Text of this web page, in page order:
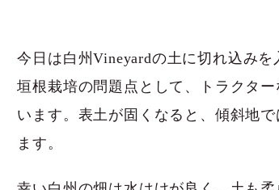
今日は白州Vineyardの土に切れ込みを
垣根栽培の問題点として、トラクタ
います。表土が固くなると、傾斜地
ます。